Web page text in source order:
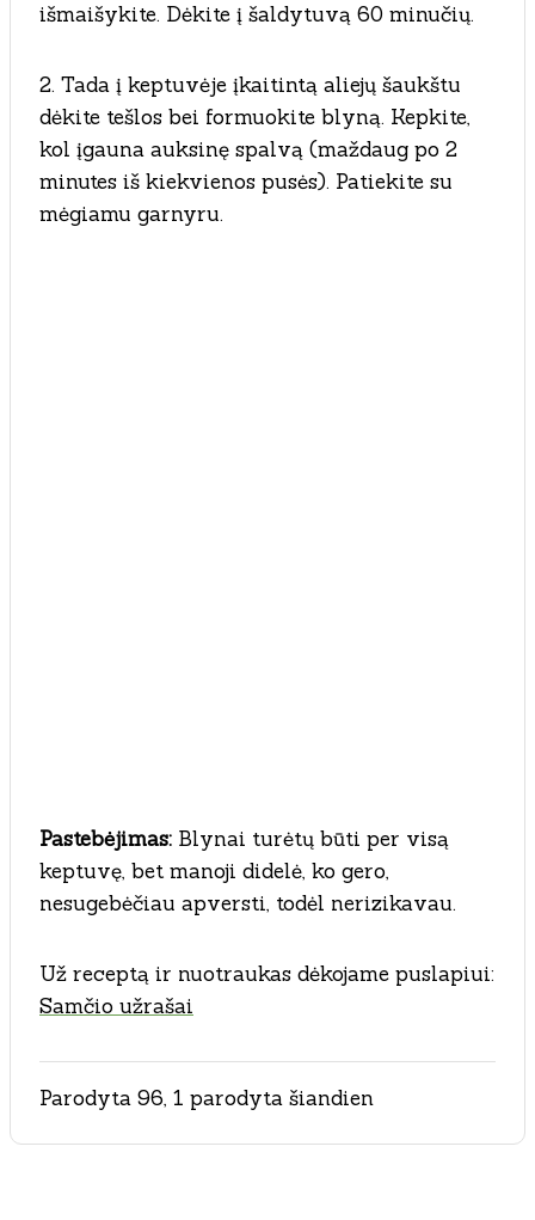
išmaišykite. Dėkite į šaldytuvą 60 minučių.
2. Tada į keptuvėje įkaitintą aliejų šaukštu
dėkite tešlos bei formuokite blyną. Kepkite,
kol įgauna auksinę spalvą (maždaug po 2
minutes iš kiekvienos pusės). Patiekite su
mėgiamu garnyru.
Pastebėjimas: Blynai turėtų būti per visą
keptuvę, bet manoji didelė, ko gero,
nesugebėčiau apversti, todėl nerizikavau.
Už receptą ir nuotraukas dėkojame puslapiui:
Samčio užrašai
Parodyta 96, 1 parodyta šiandien